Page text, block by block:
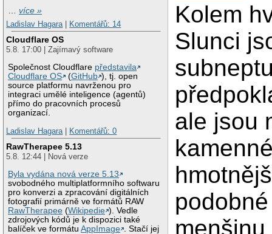
…více »
Ladislav Hagara | Komentářů: 14
Cloudflare OS
5.8. 17:00 | Zajímavý software
Společnost Cloudflare představila
Cloudflare OS
(GitHub ), tj. open
source platformu navrženou pro
integraci umělé inteligence (agentů)
přímo do pracovních procesů
organizací.
Ladislav Hagara | Komentářů: 0
RawTherapee 5.13
5.8. 12:44 | Nová verze
Byla vydána nová verze 5.13
svobodného multiplatformního softwaru
pro konverzi a zpracování digitálních
fotografií primárně ve formátů RAW
RawTherapee (Wikipedie ). Vedle
zdrojových kódů je k dispozici také
balíček ve formátuAppImage
. Stačí jej
Kolem
Slunci
ale jsou